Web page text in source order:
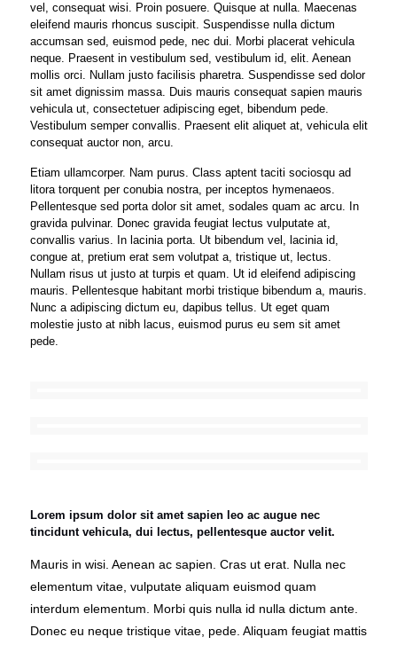
vel, consequat wisi. Proin posuere. Quisque at nulla. Maecenas
eleifend mauris rhoncus suscipit. Suspendisse nulla dictum
accumsan sed, euismod pede, nec dui. Morbi placerat vehicula
neque. Praesent in vestibulum sed, vestibulum id, elit. Aenean
mollis orci. Nullam justo facilisis pharetra. Suspendisse sed dolor
sit amet dignissim massa. Duis mauris consequat sapien mauris
vehicula ut, consectetuer adipiscing eget, bibendum pede.
Vestibulum semper convallis. Praesent elit aliquet at, vehicula elit
consequat auctor non, arcu.
Etiam ullamcorper. Nam purus. Class aptent taciti sociosqu ad
litora torquent per conubia nostra, per inceptos hymenaeos.
Pellentesque sed porta dolor sit amet, sodales quam ac arcu. In
gravida pulvinar. Donec gravida feugiat lectus vulputate at,
convallis varius. In lacinia porta. Ut bibendum vel, lacinia id,
congue at, pretium erat sem volutpat a, tristique ut, lectus.
Nullam risus ut justo at turpis et quam. Ut id eleifend adipiscing
mauris. Pellentesque habitant morbi tristique bibendum a, mauris.
Nunc a adipiscing dictum eu, dapibus tellus. Ut eget quam
molestie justo at nibh lacus, euismod purus eu sem sit amet
pede.
Lorem ipsum dolor sit amet sapien leo ac augue nec
tincidunt vehicula, dui lectus, pellentesque auctor velit.
Mauris in wisi. Aenean ac sapien. Cras ut erat. Nulla nec
elementum vitae, vulputate aliquam euismod quam
interdum elementum. Morbi quis nulla id nulla dictum ante.
Donec eu neque tristique vitae, pede. Aliquam feugiat mattis